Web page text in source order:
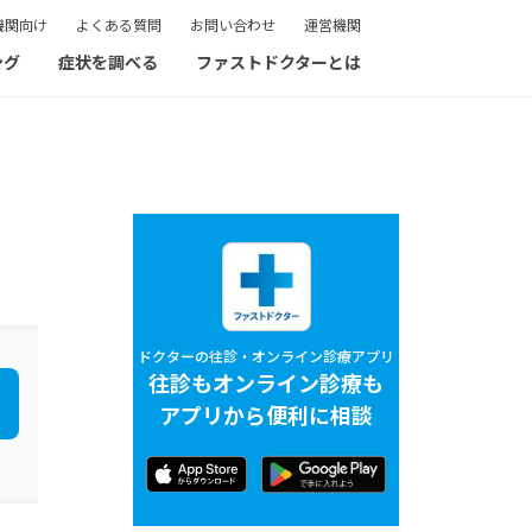
関向け よくある質問 お問い合わせ 運営機関
症状を調べる ファストドクターとは
ドクターの往診・オンライン診療アプリ
往診もオンライン診療も
アプリから便利に相談